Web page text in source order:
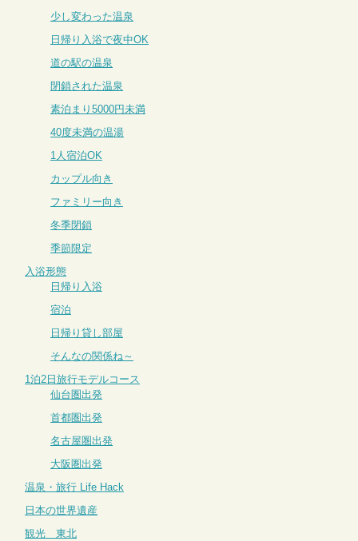
少し変わった温泉
日帰り入浴で夜中OK
道の駅の温泉
閉鎖された温泉
素泊まり5000円未満
40度未満の温湯
1人宿泊OK
カップル向き
ファミリー向き
冬季閉鎖
季節限定
入浴形態
日帰り入浴
宿泊
日帰り貸し部屋
そんなの関係ね～
1泊2日旅行モデルコース
仙台圏出発
首都圏出発
名古屋圏出発
大阪圏出発
温泉・旅行 Life Hack
日本の世界遺産
観光 東北